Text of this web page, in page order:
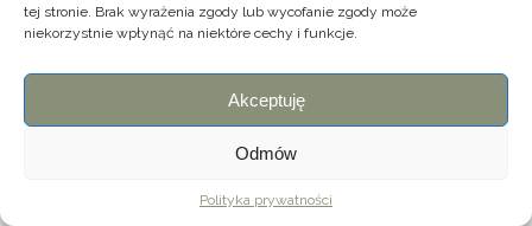
tej stronie. Brak wyrażenia zgody lub wycofanie zgody może
niekorzystnie wpłynąć na niektóre cechy i funkcje.
Akceptuję
Odmów
Polityka prywatności